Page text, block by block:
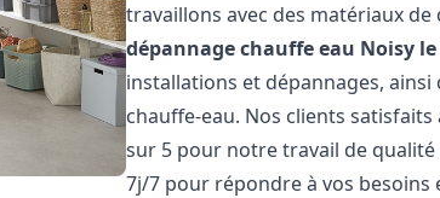
travaillons avec des matériaux
dépannage chauffe eau Noisy le
installations et dépannages,
chauffe-eau. Nos clients satisfaits
sur 5 pour notre travail de
7j/7 pour répondre à vos besoins